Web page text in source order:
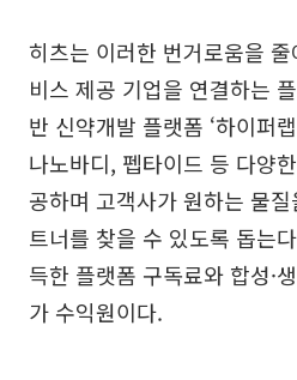
히츠는 이러한 번거로움을
비스 제공 기업을 연결하는
반 신약개발 플랫폼 ‘하이퍼
나노바디, 펩타이드 등 다양
공하며 고객사가 원하는 물
트너를 찾을 수 있도록 돕는
득한 플랫폼 구독료와 합성·
가 수익원이다.